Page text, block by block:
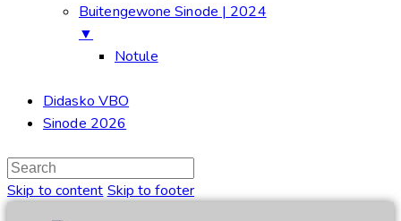
Buitengewone Sinode | 2024
▼
Notule
Didasko VBO
Sinode 2026
Skip to content Skip to footer